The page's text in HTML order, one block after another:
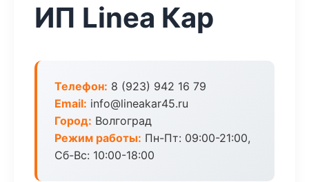
ИП Linea Кар
Телефон: 8 (923) 942 16 79
Email: info@lineakar45.ru
Город: Волгоград
Режим работы: Пн-Пт: 09:00-21:00,
Сб-Вс: 10:00-18:00